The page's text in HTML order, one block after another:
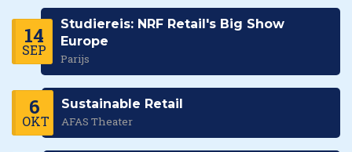
14
SEP
Studiereis: NRF Retail's Big Show
Europe
Parijs
6
OKT
Sustainable Retail
AFAS Theater